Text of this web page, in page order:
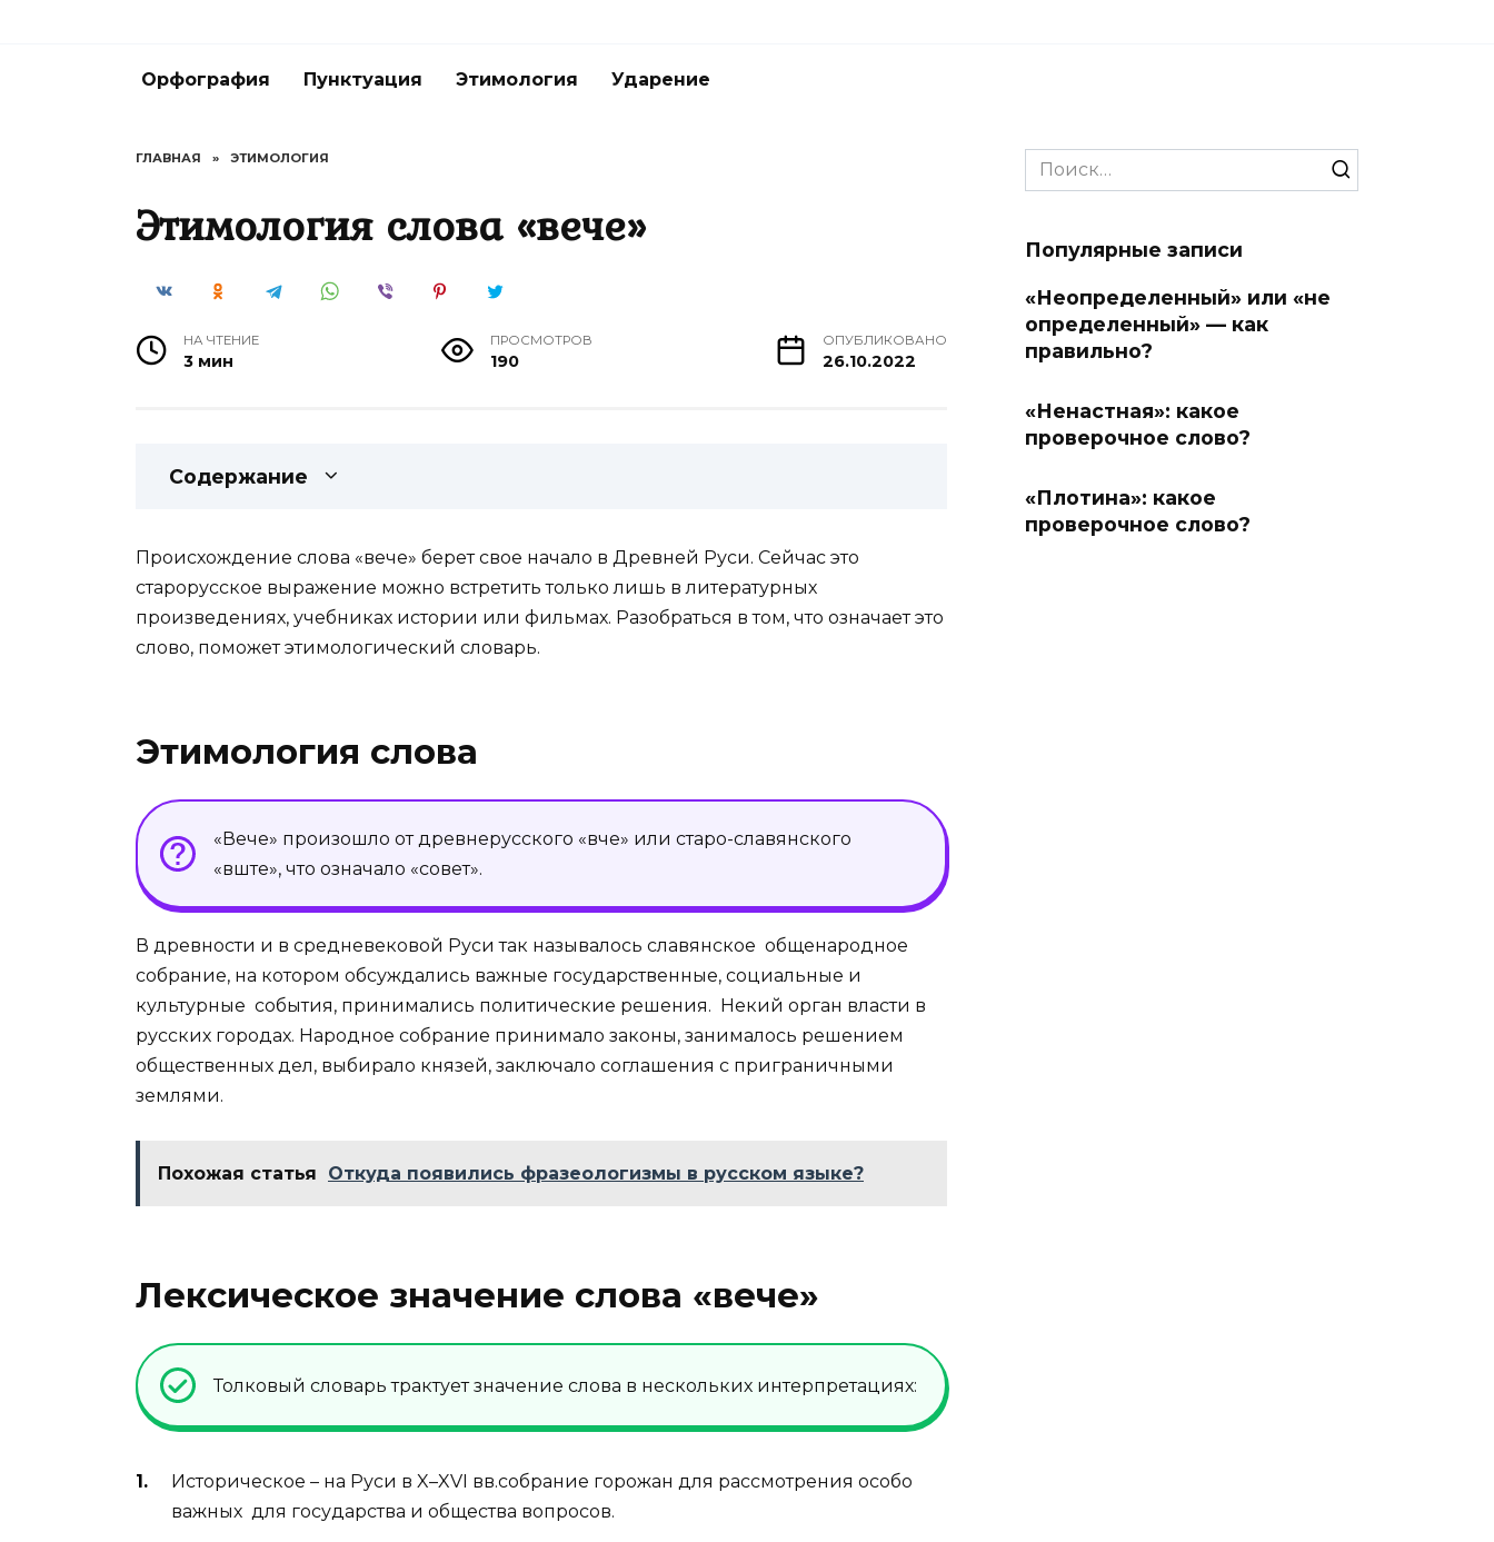
Орфография Пунктуация Этимология Ударение
ГЛАВНАЯ » ЭТИМОЛОГИЯ
Этимология слова «вече»
НА ЧТЕНИЕ
3 мин
ПРОСМОТРОВ
190
ОПУБЛИКОВАНО
26.10.2022
Содержание
Происхождение слова «вече» берет свое начало в Древней Руси. Сейчас это
старорусское выражение можно встретить только лишь в литературных
произведениях, учебниках истории или фильмах. Разобраться в том, что означает это
слово, поможет этимологический словарь.
Этимология слова
«Вече» произошло от древнерусского «вѣче» или старо-славянского
«вѣште», что означало «совет».
В древности и в средневековой Руси так называлось славянское общенародное
собрание, на котором обсуждались важные государственные, социальные и
культурные события, принимались политические решения. Некий орган власти в
русских городах. Народное собрание принимало законы, занималось решением
общественных дел, выбирало князей, заключало соглашения с приграничными
землями.
Похожая статья Откуда появились фразеологизмы в русском языке?
Лексическое значение слова «вече»
Толковый словарь трактует значение слова в нескольких интерпретациях:
Историческое – на Руси в X–XVI вв.собрание горожан для рассмотрения особо
важных для государства и общества вопросов.
Search
for:
Популярные записи
«Неопределенный» или «не
определенный» — как
правильно?
«Ненастная»: какое
проверочное слово?
«Плотина»: какое
проверочное слово?